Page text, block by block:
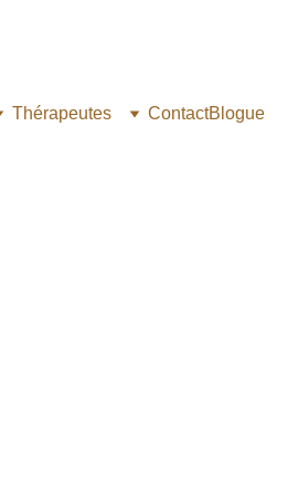
Thérapeutes ContactBlogue